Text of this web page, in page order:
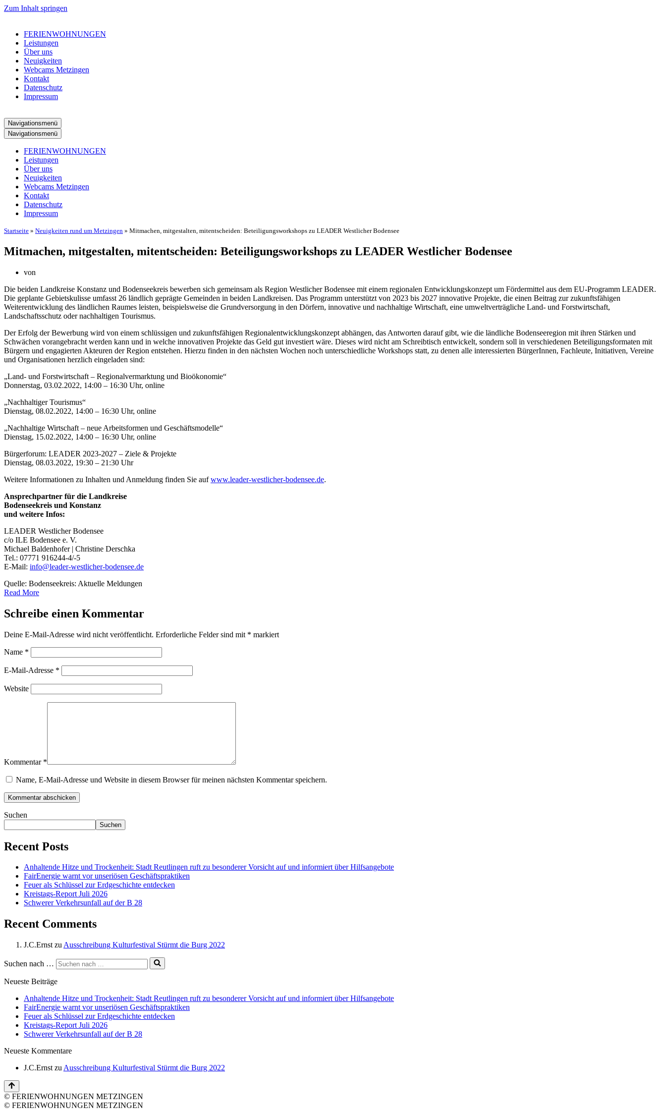
Zum Inhalt springen
FERIENWOHNUNGEN
Leistungen
Über uns
Neuigkeiten
Webcams Metzingen
Kontakt
Datenschutz
Impressum
Navigationsmenü
Navigationsmenü
FERIENWOHNUNGEN
Leistungen
Über uns
Neuigkeiten
Webcams Metzingen
Kontakt
Datenschutz
Impressum
Startseite » Neuigkeiten rund um Metzingen » Mitmachen, mitgestalten, mitentscheiden: Beteiligungsworkshops zu LEADER Westlicher Bodensee
Mitmachen, mitgestalten, mitentscheiden: Beteiligungsworkshops zu LEADER Westlicher Bodensee
von
Die beiden Landkreise Konstanz und Bodenseekreis bewerben sich gemeinsam als Region Westlicher Bodensee mit einem regionalen Entwicklungskonzept um Fördermittel aus dem EU-Programm LEADER.
Die geplante Gebietskulisse umfasst 26 ländlich geprägte Gemeinden in beiden Landkreisen. Das Programm unterstützt von 2023 bis 2027 innovative Projekte, die einen Beitrag zur zukunftsfähigen
Weiterentwicklung des ländlichen Raumes leisten, beispielsweise die Grundversorgung in den Dörfern, innovative und nachhaltige Wirtschaft, eine umweltverträgliche Land- und Forstwirtschaft,
Landschaftsschutz oder nachhaltigen Tourismus.
Der Erfolg der Bewerbung wird von einem schlüssigen und zukunftsfähigen Regionalentwicklungskonzept abhängen, das Antworten darauf gibt, wie die ländliche Bodenseeregion mit ihren Stärken und
Schwächen vorangebracht werden kann und in welche innovativen Projekte das Geld gut investiert wäre. Dieses wird nicht am Schreibtisch entwickelt, sondern soll in verschiedenen Beteiligungsformaten mit
Bürgern und engagierten Akteuren der Region entstehen. Hierzu finden in den nächsten Wochen noch unterschiedliche Workshops statt, zu denen alle interessierten BürgerInnen, Fachleute, Initiativen, Vereine
und Organisationen herzlich eingeladen sind:
„Land- und Forstwirtschaft – Regionalvermarktung und Bioökonomie“
Donnerstag, 03.02.2022, 14:00 – 16:30 Uhr, online
„Nachhaltiger Tourismus“
Dienstag, 08.02.2022, 14:00 – 16:30 Uhr, online
„Nachhaltige Wirtschaft – neue Arbeitsformen und Geschäftsmodelle“
Dienstag, 15.02.2022, 14:00 – 16:30 Uhr, online
Bürgerforum: LEADER 2023-2027 – Ziele & Projekte
Dienstag, 08.03.2022, 19:30 – 21:30 Uhr
Weitere Informationen zu Inhalten und Anmeldung finden Sie aufwww.leader-westlicher-bodensee.de.
Ansprechpartner für die Landkreise
Bodenseekreis und Konstanz
und weitere Infos:
LEADER Westlicher Bodensee
c/o ILE Bodensee e. V.
Michael Baldenhofer | Christine Derschka
Tel.: 07771 916244-4/-5
E-Mail: info@leader-westlicher-bodensee.de
Quelle: Bodenseekreis: Aktuelle Meldungen
Read More
Schreibe einen Kommentar
Deine E-Mail-Adresse wird nicht veröffentlicht. Erforderliche Felder sind mit * markiert
Name *
E-Mail-Adresse *
Website
Kommentar *
Name, E-Mail-Adresse und Website in diesem Browser für meinen nächsten Kommentar speichern.
Suchen
Suchen
Recent Posts
Anhaltende Hitze und Trockenheit: Stadt Reutlingen ruft zu besonderer Vorsicht auf und informiert über Hilfsangebote
FairEnergie warnt vor unseriösen Geschäftspraktiken
Feuer als Schlüssel zur Erdgeschichte entdecken
Kreistags-Report Juli 2026
Schwerer Verkehrsunfall auf der B 28
Recent Comments
J.C.Ernst zu Ausschreibung Kulturfestival Stürmt die Burg 2022
Suchen nach …
Neueste Beiträge
Anhaltende Hitze und Trockenheit: Stadt Reutlingen ruft zu besonderer Vorsicht auf und informiert über Hilfsangebote
FairEnergie warnt vor unseriösen Geschäftspraktiken
Feuer als Schlüssel zur Erdgeschichte entdecken
Kreistags-Report Juli 2026
Schwerer Verkehrsunfall auf der B 28
Neueste Kommentare
J.C.Ernst zu Ausschreibung Kulturfestival Stürmt die Burg 2022
© FERIENWOHNUNGEN METZINGEN
© FERIENWOHNUNGEN METZINGEN